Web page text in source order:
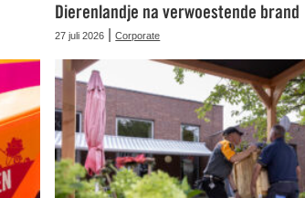
Dierenlandje na verwoestende brand
27 juli 2026 |Corporate